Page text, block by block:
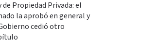
de Propiedad Privada: el
la aprobó en general y
cedió otro